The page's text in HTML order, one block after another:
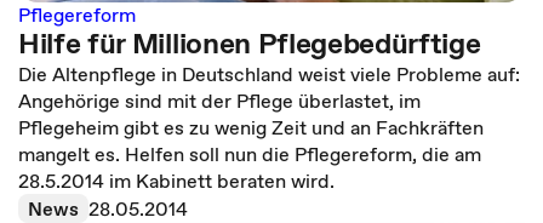
Pflegereform
Hilfe für Millionen Pflegebedürftige
Die Altenpflege in Deutschland weist viele Probleme auf:
Angehörige sind mit der Pflege überlastet, im
Pflegeheim gibt es zu wenig Zeit und an Fachkräften
mangelt es. Helfen soll nun die Pflegereform, die am
28.5.2014 im Kabinett beraten wird.
News 28.05.2014